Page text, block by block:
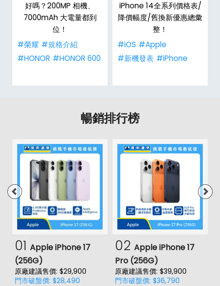
好嗎？200MP 相機、
7000mAh 大電量都到
位！
#榮耀 #規格介紹
#HONOR #HONOR 600
iPhone 14全系列價格表/
降價幅度/舊換新優惠總彙
整！
#iOS #Apple
#新機發表 #iPhone
暢銷排行榜
01 Apple iPhone 17
(256G)
原廠建議售價: $29,900
門市破盤價: $28,490
02 Apple iPhone 17
Pro (256G)
原廠建議售價: $39,900
門市破盤價: $36,790